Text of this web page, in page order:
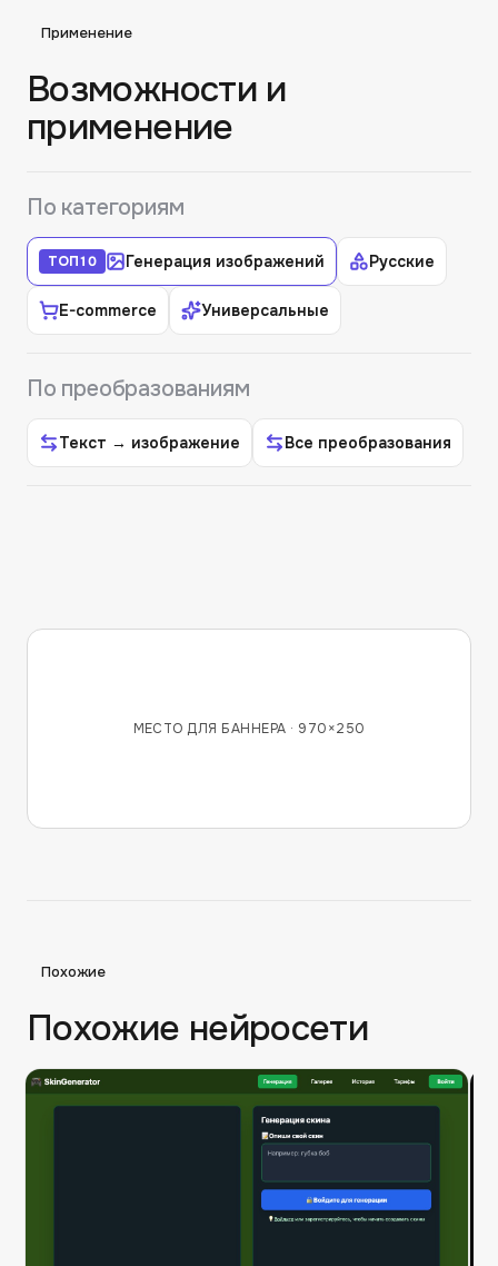
Применение
Возможности и
применение
По категориям
ТОП10 Генерация изображений Русские
E-commerce Универсальные
По преобразованиям
Текст → изображение Все преобразования
МЕСТО ДЛЯ БАННЕРА · 970×250
Похожие
Похожие нейросети